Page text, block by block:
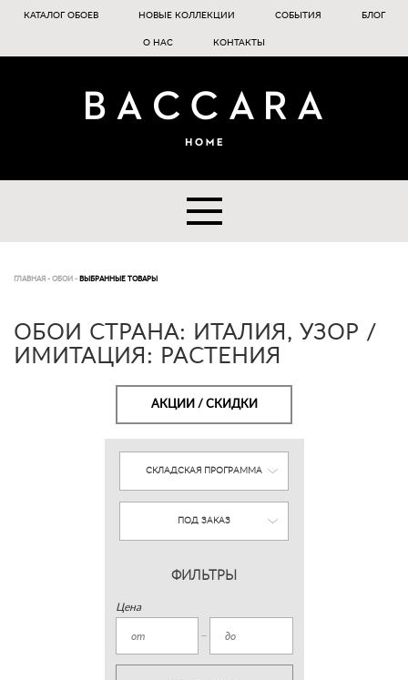
КАТАЛОГ ОБОЕВ НОВЫЕ КОЛЛЕКЦИИ СОБЫТИЯ БЛОГ
О НАС КОНТАКТЫ
ГЛАВНАЯ - ОБОИ - ВЫБРАННЫЕ ТОВАРЫ
ОБОИ СТРАНА: ИТАЛИЯ, УЗОР /
ИМИТАЦИЯ: РАСТЕНИЯ
АКЦИИ / СКИДКИ
СКЛАДСКАЯ ПРОГРАММА
ПОД ЗАКАЗ
ФИЛЬТРЫ
Цена